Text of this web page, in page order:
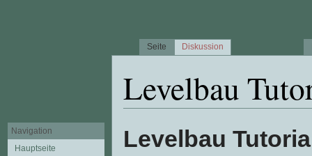
Levelbau
Levelbau
Seite Diskussion
Navigation
Hauptseite